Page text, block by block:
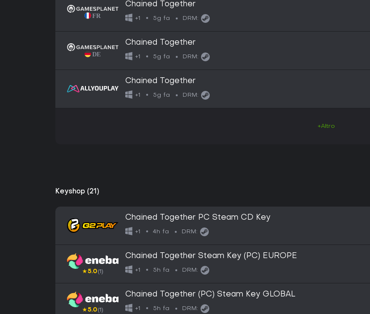
Chained Together
+1 5g fa DRM:
Chained Together
+1 5g fa DRM:
Chained Together
+1 5g fa DRM:
+Altro
Keyshop (21)
Chained Together PC Steam CD Key
+1 4h fa DRM:
★5.0(1)
Chained Together Steam Key (PC) EUROPE
+1 5h fa DRM:
★5.0(1)
Chained Together (PC) Steam Key GLOBAL
+1 5h fa DRM: